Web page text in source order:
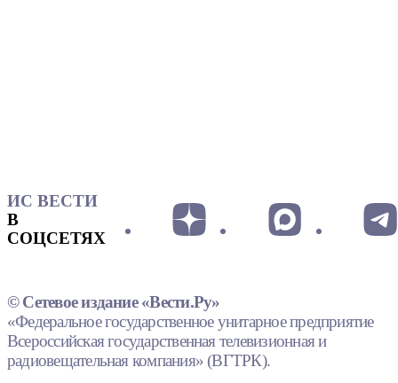
ИС ВЕСТИ
В
СОЦСЕТЯХ
© Сетевое издание «Вести.Ру»
«Федеральное государственное унитарное предприятие
Всероссийская государственная телевизионная и
радиовещательная компания» (ВГТРК).